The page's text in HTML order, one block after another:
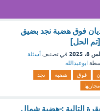
فوق هضبة نجد بضيق
الحل]
2025 في تصنيف أسئلة
ابوعبدالله
فوق هضبة
نجد
مجاريها
التالية :-هضبة شمال